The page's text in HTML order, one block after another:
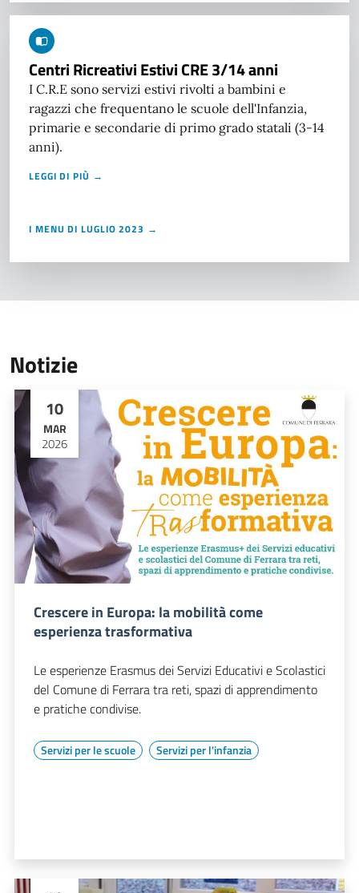
Centri Ricreativi Estivi CRE 3/14 anni
I C.R.E sono servizi estivi rivolti a bambini e
ragazzi che frequentano le scuole dell'Infanzia,
primarie e secondarie di primo grado statali (3-14
anni).
LEGGI DI PIÙ →
I MENU DI LUGLIO 2023 →
Notizie
10
MAR
2026
Crescere in Europa: la mobilità come
esperienza trasformativa
Le esperienze Erasmus dei Servizi Educativi e Scolastici
del Comune di Ferrara tra reti, spazi di apprendimento
e pratiche condivise.
Servizi per le scuole Servizi per l'infanzia